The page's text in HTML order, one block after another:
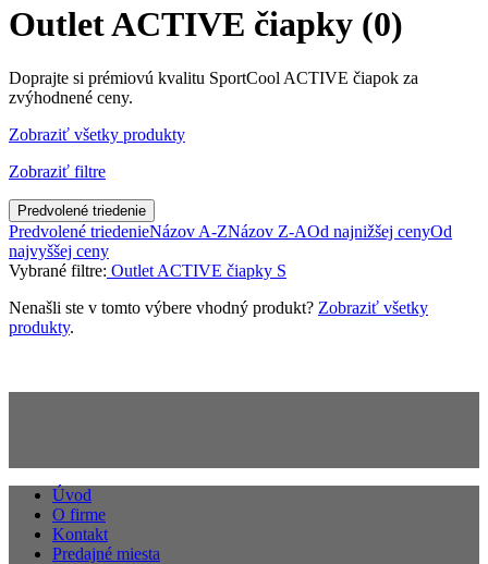
Outlet ACTIVE čiapky (0)
Doprajte si prémiovú kvalitu SportCool ACTIVE čiapok za
zvýhodnené ceny.
Zobraziť všetky produkty
Zobraziť filtre
Predvolené triedenie
Predvolené triedenieNázov A-ZNázov Z-AOd najnižšej cenyOd
najvyššej ceny
Vybrané filtre: Outlet ACTIVE čiapky S
Nenašli ste v tomto výbere vhodný produkt? Zobraziť všetky
produkty.
Úvod
O firme
Kontakt
Predajné miesta